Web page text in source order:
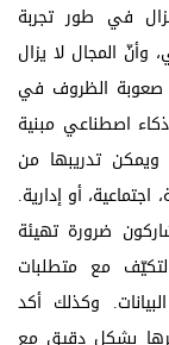
في طور تجربة
وأنّ المجال لا يزال
صعوبة الظروف في
اصطناعي مبنية
ويمكن تدريبها من
أو إدارية.
ضرورة تهيئة
مع متطلبات
وكذلك أكد
بشكل دقيق مع